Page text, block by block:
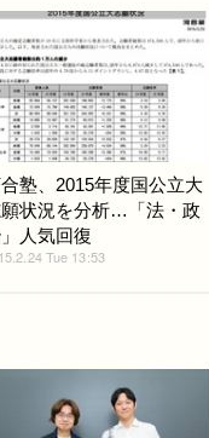
塾、2015年度国公立大
状況を分析…「法・政
人気回復
Tue 13:53